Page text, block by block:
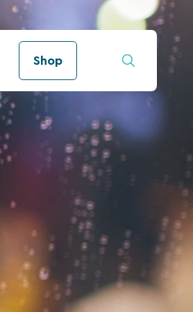
Shop